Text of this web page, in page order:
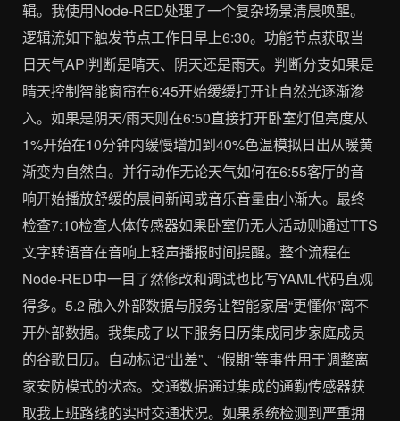
辑。我使用Node-RED处理了一个复杂场景清晨唤醒。
逻辑流如下触发节点工作日早上6:30。功能节点获取当
日天气API判断是晴天、阴天还是雨天。判断分支如果是
晴天控制智能窗帘在6:45开始缓缓打开让自然光逐渐渗
入。如果是阴天/雨天则在6:50直接打开卧室灯但亮度从
1%开始在10分钟内缓慢增加到40%色温模拟日出从暖黄
渐变为自然白。并行动作无论天气如何在6:55客厅的音
响开始播放舒缓的晨间新闻或音乐音量由小渐大。最终
检查7:10检查人体传感器如果卧室仍无人活动则通过TTS
文字转语音在音响上轻声播报时间提醒。整个流程在
Node-RED中一目了然修改和调试也比写YAML代码直观
得多。5.2 融入外部数据与服务让智能家居“更懂你”离不
开外部数据。我集成了以下服务日历集成同步家庭成员
的谷歌日历。自动标记“出差”、“假期”等事件用于调整离
家安防模式的状态。交通数据通过集成的通勤传感器获
取我上班路线的实时交通状况。如果系统检测到严重拥